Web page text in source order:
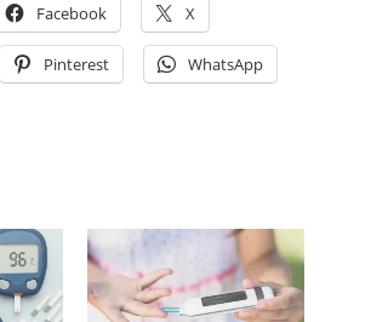
Facebook X
Pinterest WhatsApp